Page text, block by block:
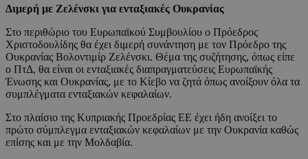
Διμερή με Ζελένσκι για ενταξιακές Ουκρανίας
Στο περιθώριο του Ευρωπαϊκού Συμβουλίου ο Πρόεδρος
Χριστοδουλίδης θα έχει διμερή συνάντηση με τον Πρόεδρο της
Ουκρανίας Βολοντιμίρ Ζελένσκι. Θέμα της συζήτησης, όπως είπε
ο ΠτΔ, θα είναι οι ενταξιακές διαπραγματεύσεις Ευρωπαϊκής
Ένωσης και Ουκρανίας, με το Κίεβο να ζητά όπως ανοίξουν όλα τα
συμπλέγματα ενταξιακών κεφαλαίων.
Στο πλαίσιο της Κυπριακής Προεδρίας ΕΕ έχει ήδη ανοίξει το
πρώτο σύμπλεγμα ενταξιακών κεφαλαίων με την Ουκρανία καθώς
επίσης και με την Μολδαβία.